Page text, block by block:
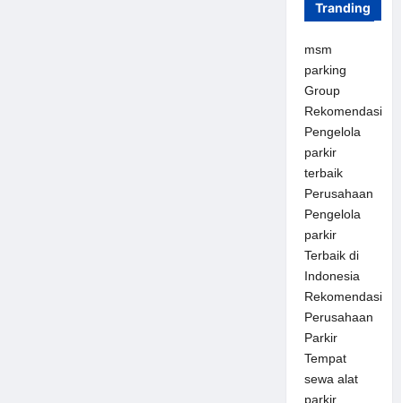
Tranding
msm
parking
Group
Rekomendasi
Pengelola
parkir
terbaik
Perusahaan
Pengelola
parkir
Terbaik di
Indonesia
Rekomendasi
Perusahaan
Parkir
Tempat
sewa alat
parkir